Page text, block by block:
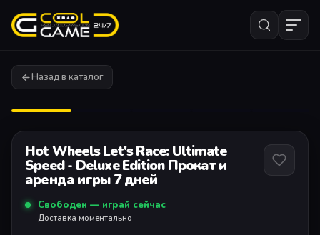
Назад в каталог
Hot Wheels Let's Race: Ultimate
Speed - Deluxe Edition Прокат и
аренда игры 7 дней
Свободен — играй сейчас
Доставка моментально